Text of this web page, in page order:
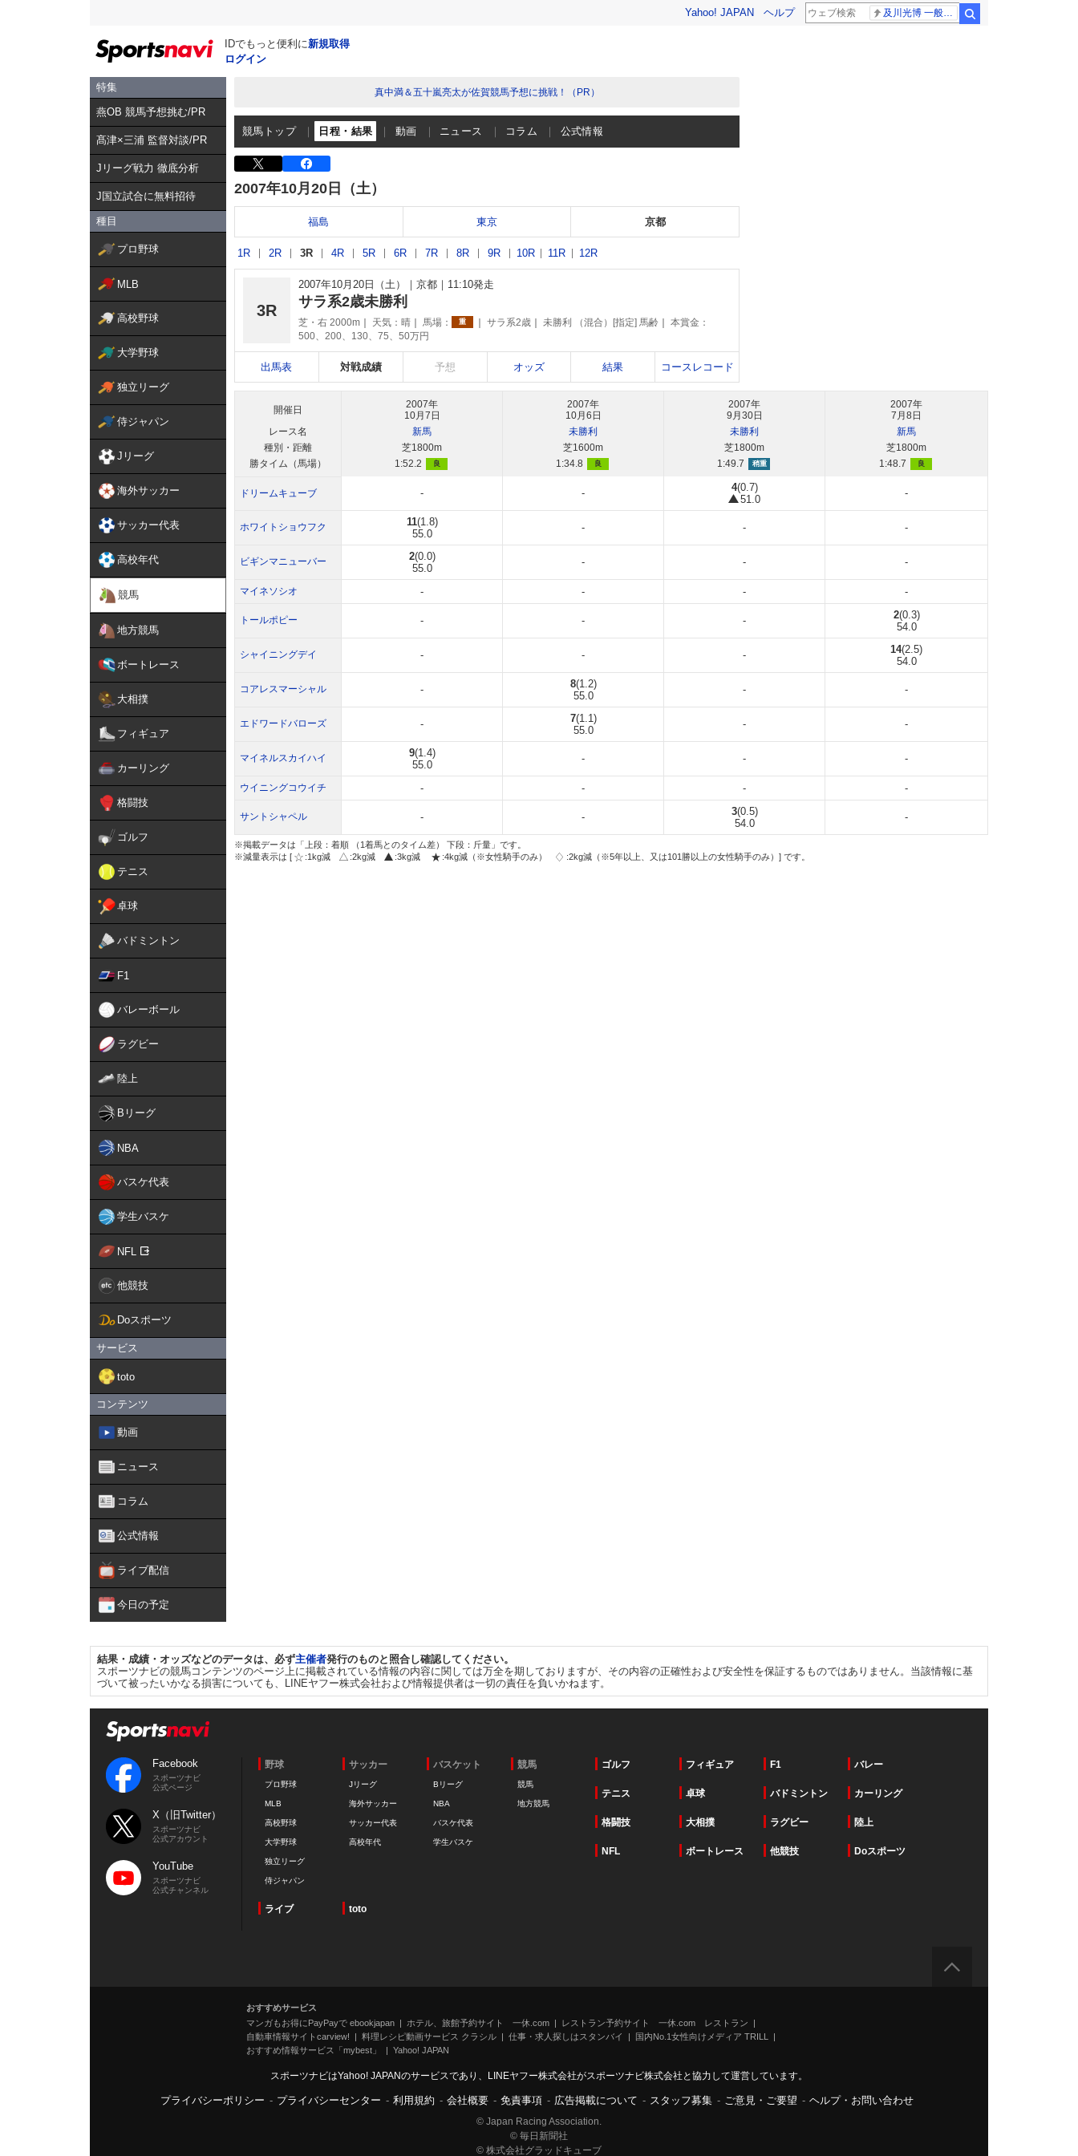
Yahoo! JAPAN ヘルプ
IDでもっと便利に新規取得
ログイン
特集
燕OB 競馬予想挑む/PR
髙津×三浦 監督対談/PR
Jリーグ戦力 徹底分析
J国立試合に無料招待
種目
プロ野球
MLB
高校野球
大学野球
独立リーグ
侍ジャパン
Jリーグ
海外サッカー
サッカー代表
高校年代
競馬
地方競馬
ボートレース
大相撲
フィギュア
カーリング
格闘技
ゴルフ
テニス
卓球
バドミントン
F1
バレーボール
ラグビー
陸上
Bリーグ
NBA
バスケ代表
学生バスケ
NFL
他競技
Doスポーツ
サービス
toto
コンテンツ
動画
ニュース
コラム
公式情報
ライブ配信
今日の予定
真中満＆五十嵐亮太が佐賀競馬予想に挑戦！（PR）
競馬トップ 日程・結果 動画 ニュース コラム 公式情報
2007年10月20日（土）
福島 東京 京都
1R 2R 3R 4R 5R 6R 7R 8R 9R 10R 11R 12R
3R
2007年10月20日（土） 京都 11:10発走
サラ系2歳未勝利
芝・右 2000m 天気： 晴 馬場： 重 サラ系2歳 未勝利 （混合）[指定] 馬齢
本賞金：
500、200、130、75、50万円
出馬表 対戦成績 予想 オッズ 結果 コースレコード
開催日
レース名
種別・距離
勝タイム（馬場）
2007年
10月7日
新馬
芝1800m
1:52.2
良
2007年
10月6日
未勝利
芝1600m
1:34.8
良
2007年
9月30日
未勝利
芝1800m
1:49.7
稍重
2007年
7月8日
新馬
芝1800m
1:48.7
良
ドリームキューブ - - 4(0.7)
51.0
-
ホワイトショウフク 11(1.8)
55.0
- - -
ビギンマニューバー 2(0.0)
55.0
- - -
マイネソシオ - - - -
トールポピー - - - 2(0.3)
54.0
シャイニングデイ - - - 14(2.5)
54.0
コアレスマーシャル - 8(1.2)
55.0
- -
エドワードバローズ - 7(1.1)
55.0
- -
マイネルスカイハイ 9(1.4)
55.0
- - -
ウイニングコウイチ - - - -
サントシャペル - - 3(0.5)
54.0
-
※掲載データは「上段：着順 （1着馬とのタイム差） 下段：斤量」です。
※減量表示は [
:1kg減 :2kg減 :3kg減 :4kg減（※女性騎手のみ） :2kg減（※5年以上、又は101勝以上の女性騎手のみ）] です。
結果・成績・オッズなどのデータは、必ず主催者発行のものと照合し確認してください。
スポーツナビの競馬コンテンツのページ上に掲載されている情報の内容に関しては万全を期しておりますが、その内容の正確性および安全性を保証するものではありません。当該情報に基
づいて被ったいかなる損害についても、LINEヤフー株式会社および情報提供者は一切の責任を負いかねます。
Facebook
スポーツナビ
公式ページ
X（旧Twitter）
スポーツナビ
公式アカウント
YouTube
スポーツナビ
公式チャンネル
野球
プロ野球
MLB
高校野球
大学野球
独立リーグ
侍ジャパン
サッカー
Jリーグ
海外サッカー
サッカー代表
高校年代
バスケット
Bリーグ
NBA
バスケ代表
学生バスケ
競馬
競馬
地方競馬
ゴルフ フィギュア F1 バレー
テニス 卓球 バドミントン カーリング
格闘技 大相撲 ラグビー 陸上
NFL ボートレース 他競技 Doスポーツ
ライブ toto
おすすめサービス
マンガもお得にPayPayで ebookjapan
ホテル、旅館予約サイト 一休.com
レストラン予約サイト 一休.com レストラン
自動車情報サイトcarview!
料理レシピ動画サービス クラシル 仕事・求人探しはスタンバイ
国内No.1女性向けメディア TRILL
おすすめ情報サービス「mybest」
Yahoo! JAPAN
スポーツナビはYahoo! JAPANのサービスであり、LINEヤフー株式会社がスポーツナビ株式会社と協力して運営しています。
プライバシーポリシー - プライバシーセンター - 利用規約 - 会社概要 - 免責事項 - 広告掲載について - スタッフ募集 - ご意見・ご要望 - ヘルプ・お問い合わせ
© Japan Racing Association.
© 毎日新聞社
© 株式会社グラッドキューブ